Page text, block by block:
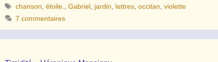
Étiquettes
chanson ,étoile. ,Gabriel jardin lettres ,occitan ,violette
7 commentaires